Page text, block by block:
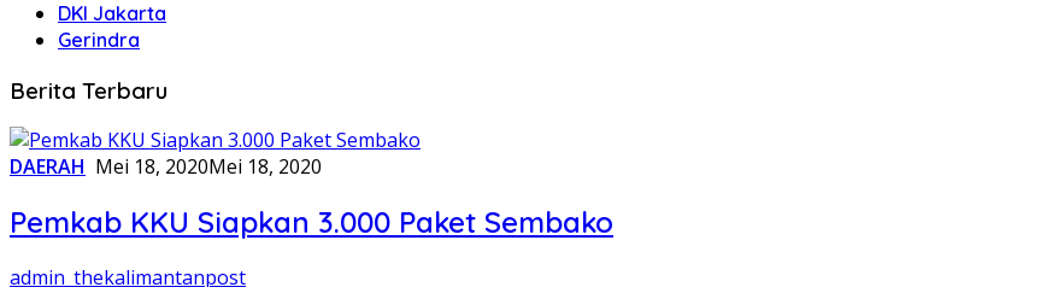
DKI Jakarta
Gerindra
The
Kalimantan
Berita Terbaru
DAERAH Mei 18, 2020Mei 18, 2020
Pemkab KKU Siapkan 3.000 Paket Sembako
admin_thekalimantanpost